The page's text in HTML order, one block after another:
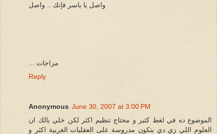
واصل يا ياسر فإنك .. واصل
... مزاجات
Reply
Anonymous June 30, 2007 at 3:00 PM
الموضوع ده في لغط كثير و محتاج تنظيم اكثر لكن خلي بالك ان
العلوم اللي زي دي بتكون مدروسة على العقليات الغربية اكثر و